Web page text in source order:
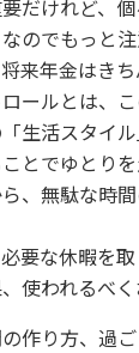
だけれど、
のでもっと
来年金はき
ールとは、
生活スタイ
とでゆとり
、無駄な時
要な休暇を
使われるべ
作り方、過